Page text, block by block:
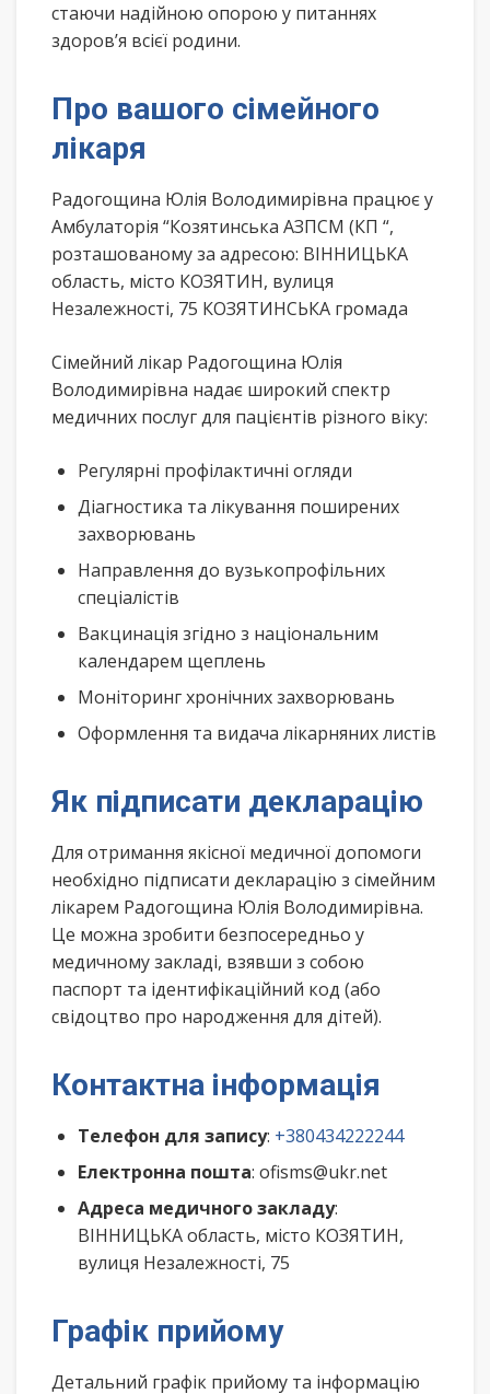
стаючи надійною опорою у питаннях
здоров’я всієї родини.
Про вашого сімейного
лікаря
Радогощина Юлія Володимирівна працює у
Амбулаторія “Козятинська АЗПСМ (КП “,
розташованому за адресою: ВІННИЦЬКА
область, місто КОЗЯТИН, вулиця
Незалежності, 75 КОЗЯТИНСЬКА громада
Сімейний лікар Радогощина Юлія
Володимирівна надає широкий спектр
медичних послуг для пацієнтів різного віку:
Регулярні профілактичні огляди
Діагностика та лікування поширених
захворювань
Направлення до вузькопрофільних
спеціалістів
Вакцинація згідно з національним
календарем щеплень
Моніторинг хронічних захворювань
Оформлення та видача лікарняних листів
Як підписати декларацію
Для отримання якісної медичної допомоги
необхідно підписати декларацію з сімейним
лікарем Радогощина Юлія Володимирівна.
Це можна зробити безпосередньо у
медичному закладі, взявши з собою
паспорт та ідентифікаційний код (або
свідоцтво про народження для дітей).
Контактна інформація
Телефон для запису: +380434222244
Електронна пошта: ofisms@ukr.net
Адреса медичного закладу:
ВІННИЦЬКА область, місто КОЗЯТИН,
вулиця Незалежності, 75
Графік прийому
Детальний графік прийому та інформацію